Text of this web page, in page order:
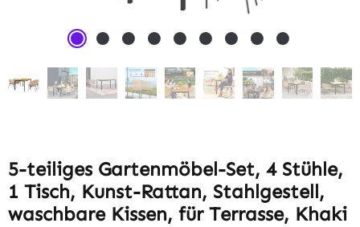
5-teiliges Gartenmöbel-Set, 4 Stühle,
1 Tisch, Kunst-Rattan, Stahlgestell,
waschbare Kissen, für Terrasse, Khaki